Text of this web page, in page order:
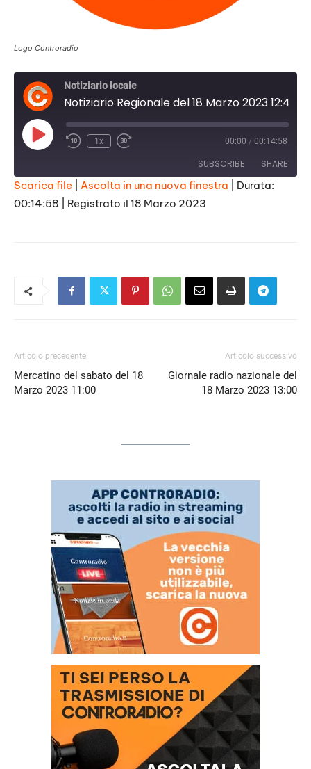
Logo Controradio
Notiziario locale
Notiziario Regionale del 18 Marzo 2023 12:45
Play
Episode
1x 00:00 / 00:14:58
SUBSCRIBE SHARE
SHARE
Scarica file Ascolta in una nuova finestra
Durata:
00:14:58
Registrato il 18 Marzo 2023
Articolo precedente
Mercatino del sabato del 18
Marzo 2023 11:00
Articolo successivo
Giornale radio nazionale del
18 Marzo 2023 13:00